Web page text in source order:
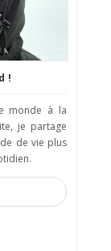
!
monde à la
je partage
de vie plus